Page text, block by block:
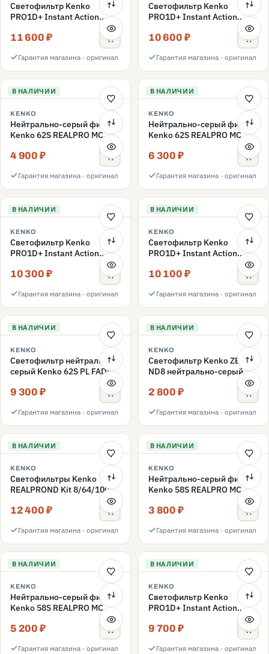
Светофильтр Kenko
PRO1D+ Instant Action
Variable NDX3-450+C-PLS
переменной плотности
11 600 ₽
Гарантия магазина · оригинал
Светофильтр Kenko
PRO1D+ Instant Action
Variable NDX3-450+C-PL
переменной плотности
10 600 ₽
Гарантия магазина · оригинал
В НАЛИЧИИ
KENKO
Нейтрально-серый фильтр
Kenko 62S REALPRO MC
4 900 ₽
Гарантия магазина · оригинал
В НАЛИЧИИ
KENKO
Нейтрально-серый фильтр
Kenko 62S REALPRO MC
6 300 ₽
Гарантия магазина · оригинал
В НАЛИЧИИ
KENKO
Светофильтр Kenko
PRO1D+ Instant Action
Variable NDX3-450+C-PLS
переменной плотности
10 300 ₽
Гарантия магазина · оригинал
В НАЛИЧИИ
KENKO
Светофильтр Kenko
PRO1D+ Instant Action
Variable NDX3-450+C-PL
переменной плотности
10 100 ₽
Гарантия магазина · оригинал
В НАЛИЧИИ
KENKO
Светофильтр нейтрально-
серый Kenko 62S PL FADER
с переменной плотностью
ND3-ND400 62mm
9 300 ₽
Гарантия магазина · оригинал
В НАЛИЧИИ
KENKO
Светофильтр Kenko ZETA
ND8 нейтрально-серый
2 800 ₽
Гарантия магазина · оригинал
В НАЛИЧИИ
KENKO
Светофильтры Kenko
REALPROND Kit 8/64/1000
12 400 ₽
Гарантия магазина · оригинал
В НАЛИЧИИ
KENKO
Нейтрально-серый фильтр
Kenko 58S REALPRO MC
3 800 ₽
Гарантия магазина · оригинал
В НАЛИЧИИ
KENKO
Нейтрально-серый фильтр
Kenko 58S REALPRO MC
5 200 ₽
Гарантия магазина · оригинал
В НАЛИЧИИ
KENKO
Светофильтр Kenko
PRO1D+ Instant Action
Variable NDX3-450+C-PLS
переменной плотности
9 700 ₽
Гарантия магазина · оригинал